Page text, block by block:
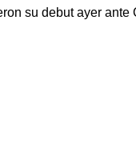
su debut ayer ante